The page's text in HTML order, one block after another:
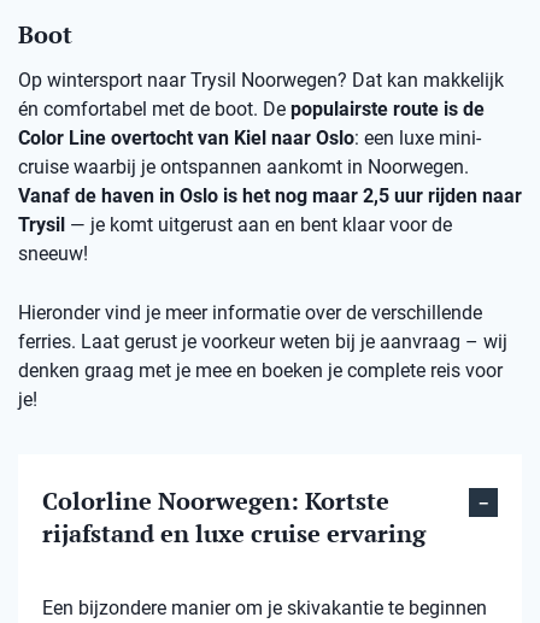
Boot
Op wintersport naar Trysil Noorwegen? Dat kan makkelijk
én comfortabel met de boot. De populairste route is de
Color Line overtocht van Kiel naar Oslo: een luxe mini-
cruise waarbij je ontspannen aankomt in Noorwegen.
Vanaf de haven in Oslo is het nog maar 2,5 uur rijden naar
Trysil — je komt uitgerust aan en bent klaar voor de
sneeuw!
Hieronder vind je meer informatie over de verschillende
ferries. Laat gerust je voorkeur weten bij je aanvraag – wij
denken graag met je mee en boeken je complete reis voor
je!
Colorline Noorwegen: Kortste
rijafstand en luxe cruise ervaring
Een bijzondere manier om je skivakantie te beginnen